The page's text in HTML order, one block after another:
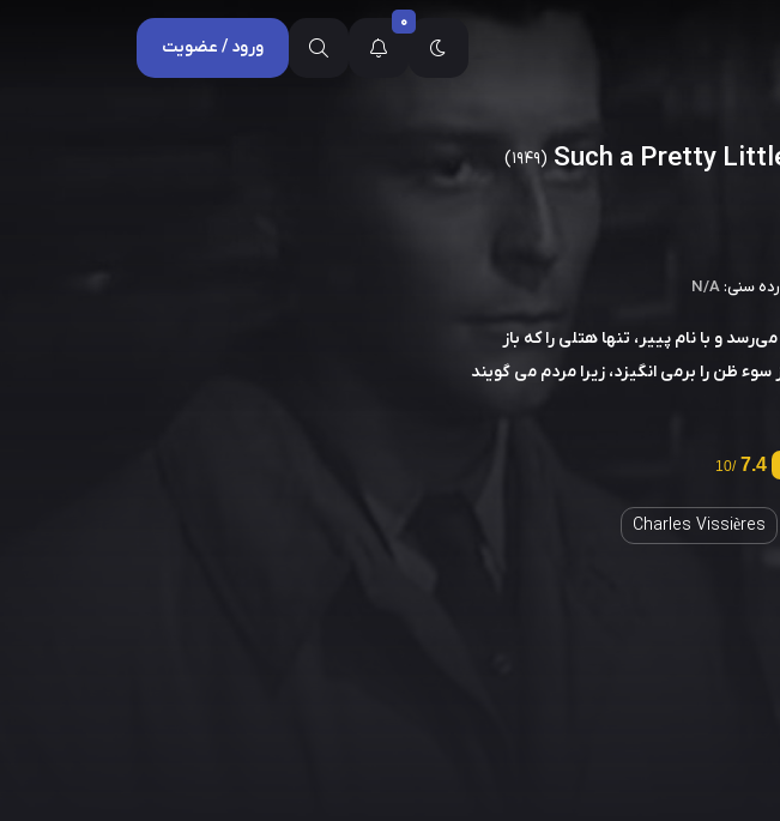
0
ورود / عضویت
(1949)
رده سنی:N/A
و با نام پییر، تنها هتلی را که باز
ظن را برمی انگیزد، زیرا مردم می گویند
7.4
/10
Charles Vissières